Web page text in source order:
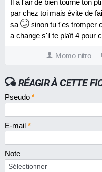
Il a l'air de bien tourné ton
par chez toi mais évite de
sa
sinon tu t'es tromper
a change s'il te plaît 4 pour
Momo nitro
RÉAGIR À CETTE
Pseudo *
E-mail *
Note